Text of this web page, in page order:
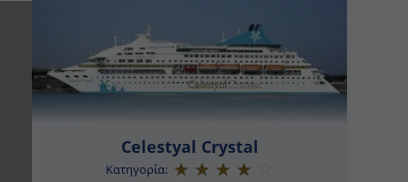
Celestyal Crystal
Κατηγορία: